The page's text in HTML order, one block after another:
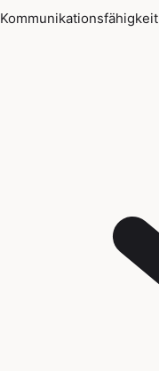
Kommunikationsfähigkeit